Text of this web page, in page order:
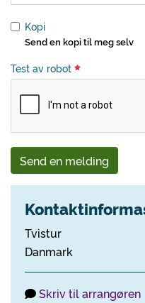
Kopi
Send en kopi til meg selv
Test av robot
Send en melding
Tvistur
Danmark
Skriv til arrangøren